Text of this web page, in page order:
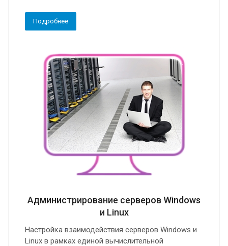
Подробнее
Администрирование серверов Windows
и Linux
Настройка взаимодействия серверов Windows и
Linux в рамках единой вычислительной